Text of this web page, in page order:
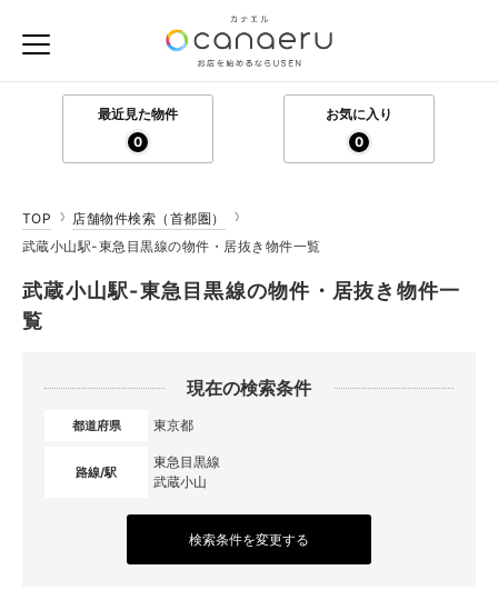
最近見た物件
0
お気に入り
0
TOP
店舗物件検索（首都圏）
武蔵小山駅-東急目黒線の物件・居抜き物件一覧
武蔵小山駅-東急目黒線の物件・居抜き物件一
覧
現在の検索条件
都道府県 東京都
路線/駅
東急目黒線
武蔵小山
検索条件を変更する